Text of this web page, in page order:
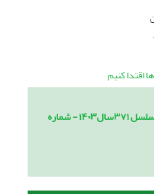
دوره 33، مجله پیام زن بهمن ماه، مسلسل ۳۷۱سال۱۴۰۳ - شماره